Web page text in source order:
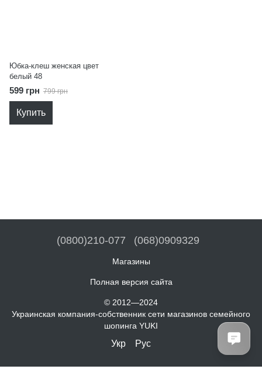
Юбка-клеш женская цвет
белый 48
599 грн 799 грн
Купить
(0800)210-077 (068)0909329
Магазины
Полная версия сайта
© 2012—2024
Украинская компания-собственник сети магазинов семейного
шопинга YUKI
Укр Рус